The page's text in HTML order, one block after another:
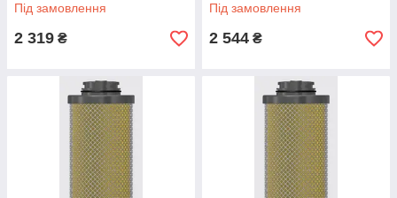
Під замовлення
2 319 ₴
Під замовлення
2 544 ₴